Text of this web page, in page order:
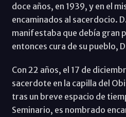
doce años, en 1939, y en el
encaminados al sacerdocio.
manifestaba que debía gran
entonces cura de su pueblo,
Con 22 años, el 17 de
sacerdote en la capilla del
tras un breve espacio de
Seminario, es nombrado